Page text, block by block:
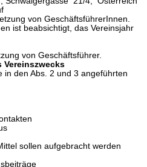
von GeschäftsführerInnen.
ist beabsichtigt, das Vereinsjahr
von Geschäftsführer.
Vereinszwecks
in den Abs. 2 und 3 angeführten
sollen aufgebracht werden